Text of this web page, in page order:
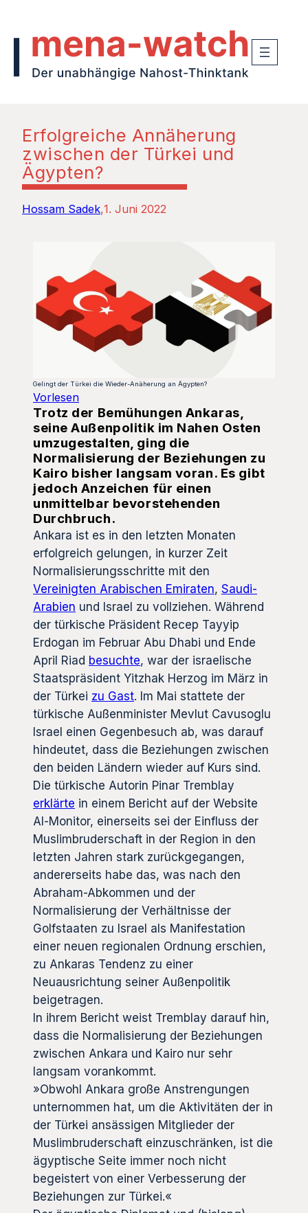
Erfolgreiche Annäherung
zwischen der Türkei und
Ägypten?
Hossam Sadek 1. Juni 2022
Gelingt der Türkei die Wieder-Anäherung an Ägypten?
Vorlesen
Trotz der Bemühungen Ankaras,
seine Außenpolitik im Nahen Osten
umzugestalten, ging die
Normalisierung der Beziehungen zu
Kairo bisher langsam voran. Es gibt
jedoch Anzeichen für einen
unmittelbar bevorstehenden
Durchbruch.
Ankara ist es in den letzten Monaten
erfolgreich gelungen, in kurzer Zeit
Normalisierungsschritte mit den
Vereinigten Arabischen Emiraten, Saudi-
Arabien und Israel zu vollziehen. Während
der türkische Präsident Recep Tayyip
Erdogan im Februar Abu Dhabi und Ende
April Riad besuchte, war der israelische
Staatspräsident Yitzhak Herzog im März in
der Türkei zu Gast. Im Mai stattete der
türkische Außenminister Mevlut Cavusoglu
Israel einen Gegenbesuch ab, was darauf
hindeutet, dass die Beziehungen zwischen
den beiden Ländern wieder auf Kurs sind.
Die türkische Autorin Pinar Tremblay
erklärte in einem Bericht auf der Website
Al-Monitor, einerseits sei der Einfluss der
Muslimbruderschaft in der Region in den
letzten Jahren stark zurückgegangen,
andererseits habe das, was nach den
Abraham-Abkommen und der
Normalisierung der Verhältnisse der
Golfstaaten zu Israel als Manifestation
einer neuen regionalen Ordnung erschien,
zu Ankaras Tendenz zu einer
Neuausrichtung seiner Außenpolitik
beigetragen.
In ihrem Bericht weist Tremblay darauf hin,
dass die Normalisierung der Beziehungen
zwischen Ankara und Kairo nur sehr
langsam vorankommt.
»Obwohl Ankara große Anstrengungen
unternommen hat, um die Aktivitäten der in
der Türkei ansässigen Mitglieder der
Muslimbruderschaft einzuschränken, ist die
ägyptische Seite immer noch nicht
begeistert von einer Verbesserung der
Beziehungen zur Türkei.«